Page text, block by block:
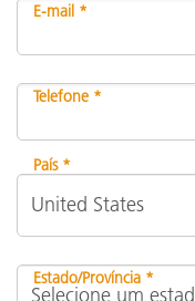
E-mail *
Telefone *
País *
Estado/Província *